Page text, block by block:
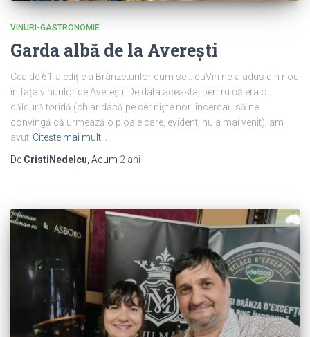
VINURI-GASTRONOMIE
Garda albă de la Averești
Cea de 61-a ediție a Brânzeturilor cum se .. cuVin ne-a adus din nou
în fața vinurilor de Averești. De data aceasta, pentru că era o
căldură toridă (chiar dacă pe cer niște nori încercau să ne
convingă că urmează o ploaie care, evident, nu a mai venit), am
avut Citește mai mult…
De CristiNedelcu, Acum 2 ani